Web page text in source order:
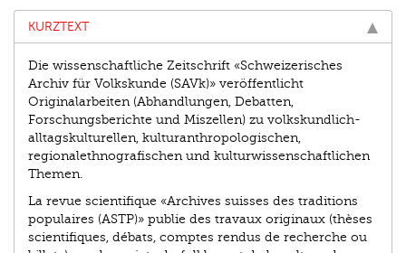
KURZTEXT
Die wissenschaftliche Zeitschrift «Schweizerisches
Archiv für Volkskunde (SAVk)» veröffentlicht
Originalarbeiten (Abhandlungen, Debatten,
Forschungsberichte und Miszellen) zu volkskundlich-
alltagskulturellen, kulturanthropologischen,
regionalethnografischen und kulturwissenschaftlichen
Themen.
La revue scientifique «Archives suisses des traditions
populaires (ASTP)» publie des travaux originaux (thèses
scientifiques, débats, comptes rendus de recherche ou